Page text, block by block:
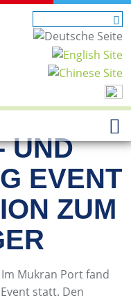
UND
EVENT
ZUM
Mukran Port fand
statt. Den